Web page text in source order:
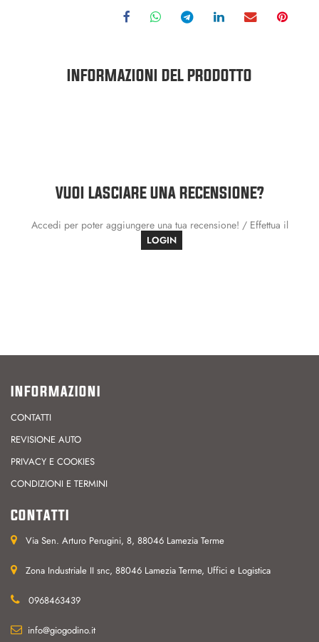
INFORMAZIONI DEL PRODOTTO
VUOI LASCIARE UNA RECENSIONE?
Accedi per poter aggiungere una tua recensione! / Effettua il
LOGIN
INFORMAZIONI
CONTATTI
REVISIONE AUTO
PRIVACY E COOKIES
CONDIZIONI E TERMINI
CONTATTI
Via Sen. Arturo Perugini, 8, 88046 Lamezia Terme
Zona Industriale II snc, 88046 Lamezia Terme, Uffici e Logistica
0968463439
info@giogodino.it